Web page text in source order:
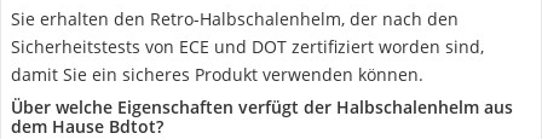
Sie erhalten den Retro-Halbschalenhelm, der nach den
Sicherheitstests von ECE und DOT zertifiziert worden sind,
damit Sie ein sicheres Produkt verwenden können.
Über welche Eigenschaften verfügt der Halbschalenhelm aus
dem Hause Bdtot?